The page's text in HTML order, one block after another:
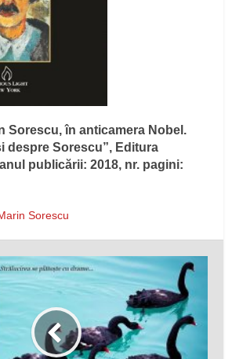
Sorescu, în anticamera Nobel.
despre Sorescu”, Editura
publicării: 2018, nr. pagini:
Sorescu